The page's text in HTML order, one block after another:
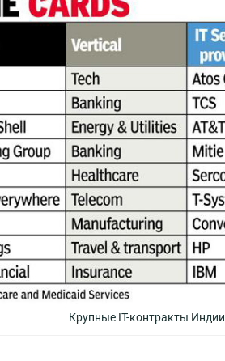
Крупные IT-контракты Индии